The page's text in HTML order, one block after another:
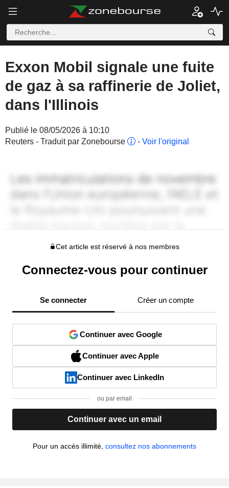
Exxon Mobil signale une fuite
de gaz à sa raffinerie de Joliet,
dans l'Illinois
Publié le 08/05/2026 à 10:10
Reuters - Traduit par Zonebourse
- Voir l'original
Cet article est réservé à nos membres
Connectez-vous pour continuer
Se connecter Créer un compte
Continuer avec Google
Continuer avec Apple
Continuer avec LinkedIn
ou par email
Continuer avec un email
Pour un accès illimité, consultez nos abonnements